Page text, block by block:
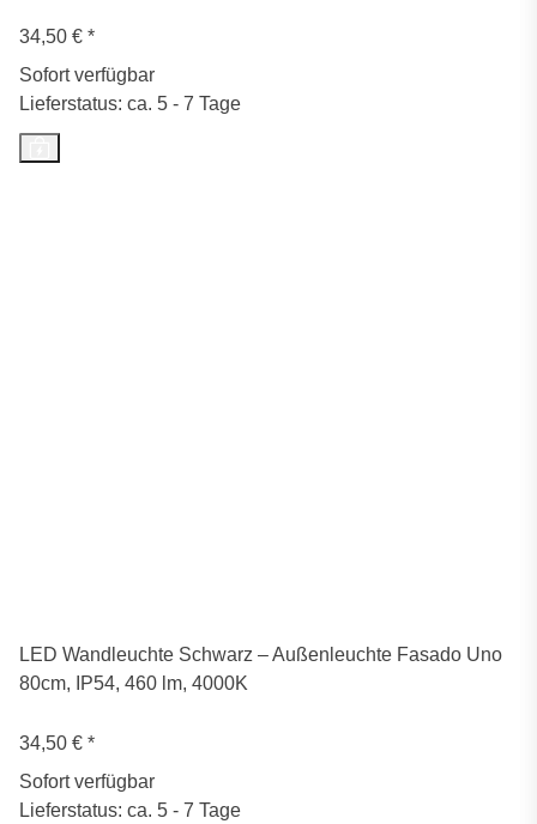
34,50 € *
Sofort verfügbar
Lieferstatus: ca. 5 - 7 Tage
LED Wandleuchte Schwarz – Außenleuchte Fasado Uno
80cm, IP54, 460 lm, 4000K
34,50 € *
Sofort verfügbar
Lieferstatus: ca. 5 - 7 Tage